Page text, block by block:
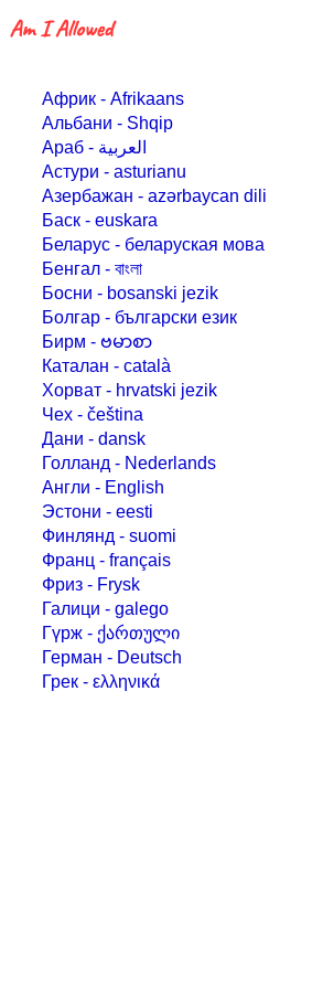
Африк - Afrikaans
Альбани - Shqip
Астури - asturianu
Азербажан - azərbaycan dili
Баск - euskara
Беларус - беларуская мова
Бенгал - বাংলা
Босни - bosanski jezik
Болгар - български език
Бирм - ဗမာစာ
Каталан - català
Хорват - hrvatski jezik
Чех - čeština
Дани - dansk
Голланд - Nederlands
Англи - English
Эстони - eesti
Финлянд - suomi
Франц - français
Фриз - Frysk
Галици - galego
Гүрж - ქართული
Герман - Deutsch
Грек - ελληνικά